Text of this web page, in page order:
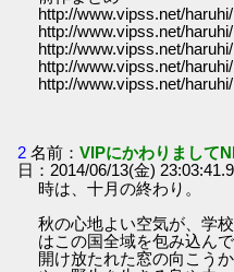
http://www.vipss.net/
http://www.vipss.net/
http://www.vipss.net/
http://www.vipss.net/
http://www.vipss.net/
2 名前：VIPにかわりまして
日：2014/06/13(金)
時は、十月の終わり。
秋の心地よい空気が、学
はこの国全域を包み込んで
開け放たれた窓の向こう